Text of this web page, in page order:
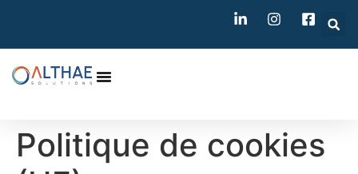
Politique de cookies